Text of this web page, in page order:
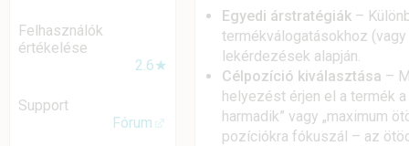
Felhasználók
értékelése
2.6★
Support
Fórum
Egyedi árstratégiák –
termékválogatásokhoz
lekérdezések alapján.
Célpozíció kiválasztása –
helyezést érjen el a termék
harmadik” vagy „maximum
pozíciókra fókuszál – az